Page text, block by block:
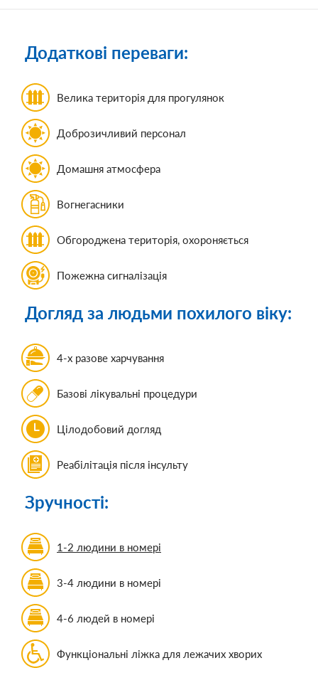
Додаткові переваги:
Велика територія для прогулянок
Доброзичливий персонал
Домашня атмосфера
Вогнегасники
Обгороджена територія, охороняється
Пожежна сигналізація
Догляд за людьми похилого віку:
4-х разове харчування
Базові лікувальні процедури
Цілодобовий догляд
Реабілітація після інсульту
Зручності:
1-2 людини в номері
3-4 людини в номері
4-6 людей в номері
Функціональні ліжка для лежачих хворих